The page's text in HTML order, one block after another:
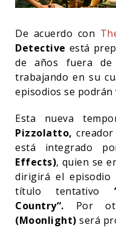
De acuerdo con
Detective está
de años fuera
trabajando en su
episodios se podrán
Esta nueva
Pizzolatto,
está integrado
Effects), quien se
dirigirá el episodio
título tentativo
Country“. Por
(Moonlight) será